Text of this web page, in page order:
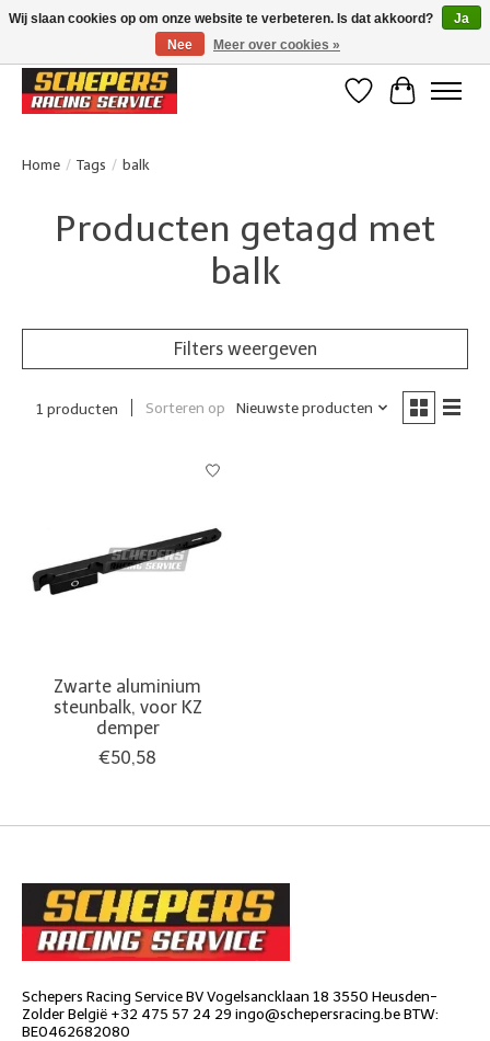
Klanten beoordelen ons met een 4,8/5 op Google reviews
Verlanglijst
Home / Tags / balk
Producten getagd met
balk
Filters weergeven
1 producten Sorteren op Nieuwste producten
Zwarte aluminium
steunbalk, voor KZ
demper
€50,58
Schepers Racing Service BV Vogelsancklaan 18 3550 Heusden-
Zolder België +32 475 57 24 29 ingo@schepersracing.beBTW:
BE0462682080
Wij slaan cookies op om onze website te verbeteren. Is dat akkoord?
Ja
Nee
Meer over cookies »